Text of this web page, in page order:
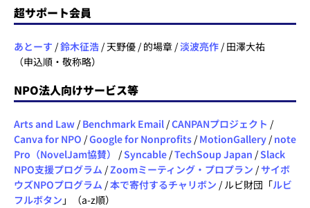
超サポート会員
あとーす /鈴木征浩 / 天野優 / 的場章 /淡波亮作 / 田澤大祐
（申込順・敬称略）
NPO法人向けサービス等
Arts and Law / Benchmark Email /CANPANプロジェクト /
Canva for NPO /Google for Nonprofits / MotionGallery / note
Pro（NovelJam協賛）
/Syncable /TechSoup Japan /Slack
NPO支援プログラム /Zoomミーティング・プロプラン /サイボ
ウズNPOプログラム /本で寄付するチャリボン / ルビ財団「ルビ
フルボタン 」（a-z順）